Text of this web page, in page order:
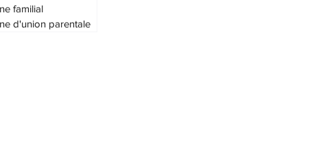
familial
d'union parentale